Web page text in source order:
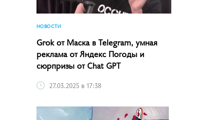
НОВОСТИ
Grok от Маска в Telegram, умная
реклама от Яндекс Погоды и
сюрпризы от Chat GPT
27.03.2025 в 17:38